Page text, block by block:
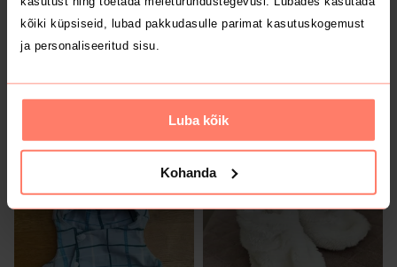
kõiki küpsiseid, lubad pakkudasulle parimat kasutuskogemust
ja personaliseeritud sisu.
Luba kõik
Kohanda
5 €
1-3 kuud
Breden
3 €
1-3 kuud
Breden
1